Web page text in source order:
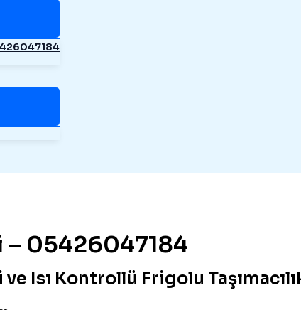
05426047184
Isı Kontrollü Frigolu